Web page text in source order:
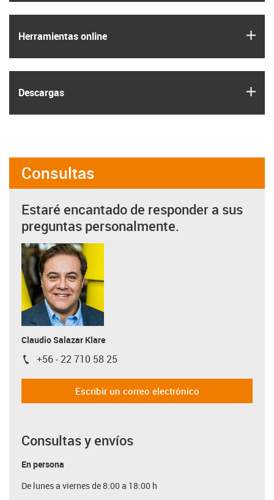
Herramientas online
Descargas
Consultas
Estaré encantado de responder a sus
preguntas personalmente.
Claudio Salazar Klare
igus-icon-phone
+56 - 22 710 58 25
Escribir un correo electrónico
Consultas y envíos
En persona
De lunes a viernes de 8:00 a 18:00 h